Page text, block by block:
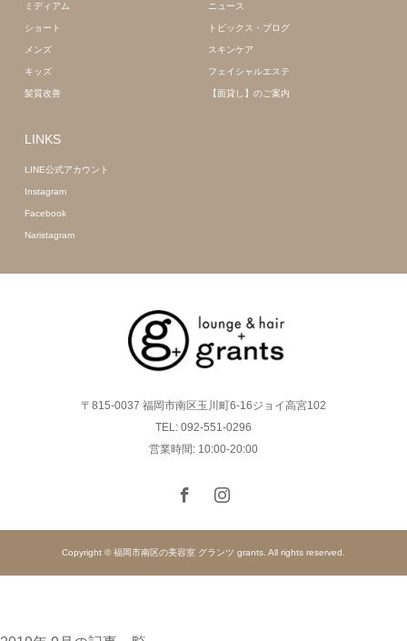
ミディアム
ショート
メンズ
キッズ
髪質改善
ニュース
トピックス・ブログ
スキンケア
フェイシャルエステ
【面貸し】のご案内
LINKS
LINE公式アカウント
Instagram
Facebook
Naristagram
〒815-0037 福岡市南区玉川町6-16ジョイ高宮102
TEL: 092-551-0296
営業時間: 10:00-20:00
Copyright © 福岡市南区の美容室 グランツ grants. All rights reserved.